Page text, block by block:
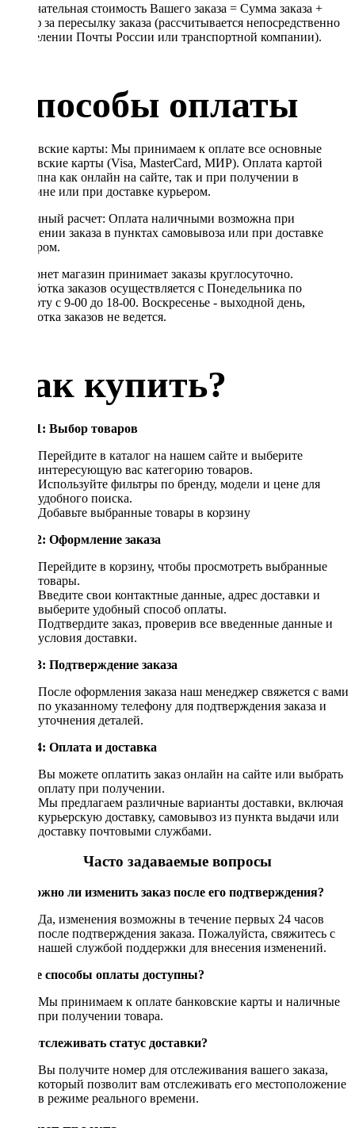
Окончательная стоимость Вашего заказа = Сумма заказа +
Тариф за пересылку заказа (рассчитывается непосредственно
в отделении Почты России или транспортной компании).
Способы оплаты
Банковские карты: Мы принимаем к оплате все основные
банковские карты (Visa, MasterCard, МИР). Оплата картой
доступна как онлайн на сайте, так и при получении в
магазине или при доставке курьером.
Наличный расчет: Оплата наличными возможна при
получении заказа в пунктах самовывоза или при доставке
курьером.
Интернет магазин принимает заказы круглосуточно.
Обработка заказов осуществляется с Понедельника по
Субботу с 9-00 до 18-00. Воскресенье - выходной день,
обработка заказов не ведется.
Как купить?
Шаг 1: Выбор товаров
Перейдите в каталог на нашем сайте и выберите
интересующую вас категорию товаров.
Используйте фильтры по бренду, модели и цене для
удобного поиска.
Добавьте выбранные товары в корзину
Шаг 2: Оформление заказа
Перейдите в корзину, чтобы просмотреть выбранные
товары.
Введите свои контактные данные, адрес доставки и
выберите удобный способ оплаты.
Подтвердите заказ, проверив все введенные данные и
условия доставки.
Шаг 3: Подтверждение заказа
После оформления заказа наш менеджер свяжется с вами
по указанному телефону для подтверждения заказа и
уточнения деталей.
Шаг 4: Оплата и доставка
Вы можете оплатить заказ онлайн на сайте или выбрать
оплату при получении.
Мы предлагаем различные варианты доставки, включая
курьерскую доставку, самовывоз из пункта выдачи или
доставку почтовыми службами.
Часто задаваемые вопросы
Возможно ли изменить заказ после его подтверждения?
Да, изменения возможны в течение первых 24 часов
после подтверждения заказа. Пожалуйста, свяжитесь с
нашей службой поддержки для внесения изменений.
Какие способы оплаты доступны?
Мы принимаем к оплате банковские карты и наличные
при получении товара.
Как отслеживать статус доставки?
Вы получите номер для отслеживания вашего заказа,
который позволит вам отслеживать его местоположение
в режиме реального времени.